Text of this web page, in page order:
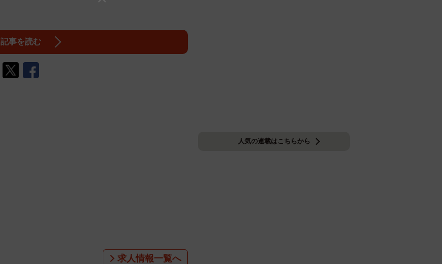
記事を読む
求人情報一覧へ
人気の連載はこちらから